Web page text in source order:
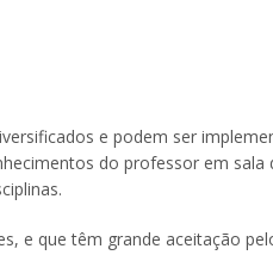
e podem ser
do professor em sala
e que têm grande aceitação